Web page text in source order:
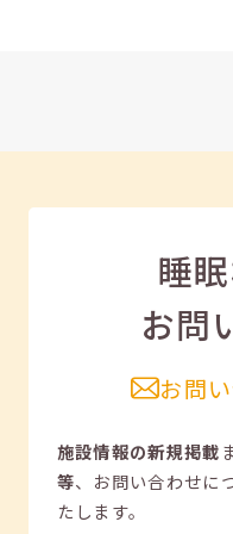
睡
お問
お問
施設情報の新規掲載
等、 お問い合わせに
たします。